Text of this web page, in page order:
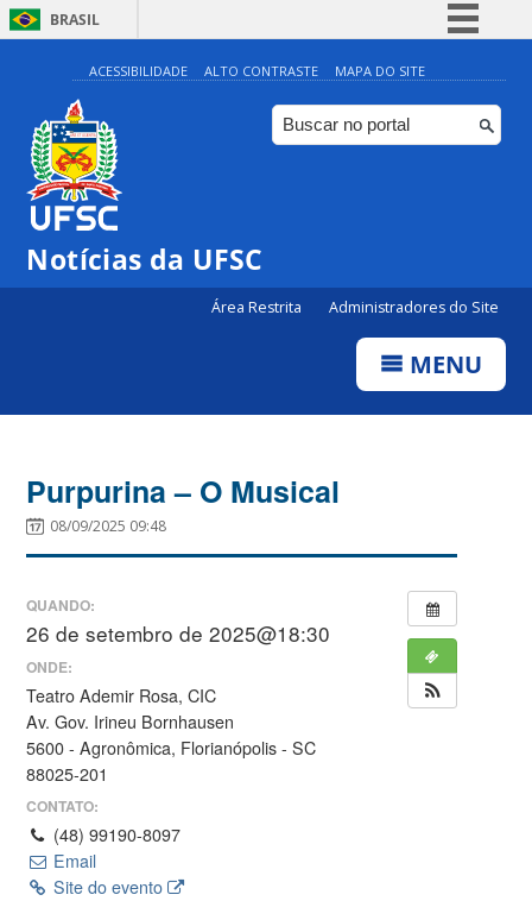
BRASIL
Simplifique!
Comunica BR
Participe
ACESSIBILIDADE ALTO CONTRASTE MAPA DO SITE
Notícias da UFSC
Área Restrita Administradores do Site
MENU
Purpurina – O Musical
08/09/2025 09:48
QUANDO:
26 de setembro de 2025@18:30
ONDE:
Teatro Ademir Rosa, CIC
Av. Gov. Irineu Bornhausen
5600 - Agronômica, Florianópolis - SC
88025-201
CONTATO:
(48) 99190-8097
Email
Site do evento